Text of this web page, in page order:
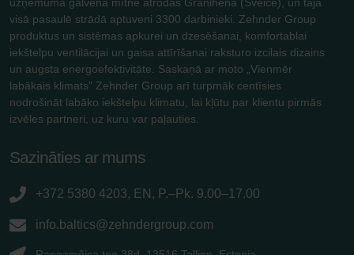
uzņēmuma galvenā mītne atrodas Grānihenā (Šveice), un tajā
visā pasaulē strādā aptuveni 3300 darbinieki. Zehnder Group
produktus un sistēmas apkurei un dzesēšanai, komfortablai
iekštelpu ventilācijai un gaisa attīrīšanai raksturo izcilais dizains
un augsta energoefektivitāte. Saskaņā ar moto „Vienmēr
labākais klimats” Zehnder Group arī turpmāk centīsies
nodrošināt labāko iekštelpu klimatu, lai kļūtu par klientu pirmās
izvēles partneri, uz kuru var paļauties.
Sazināties ar mums
+372 5380 4203, EN, P.–Pk. 9.00–17.00
info.baltics@zehndergroup.com